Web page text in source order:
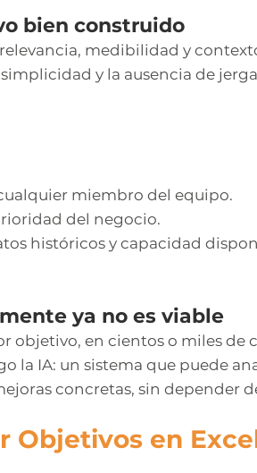
bien construido
medibilidad y
y la ausencia de
miembro del equipo.
del negocio.
históricos y capacidad
ya no es viable
objetivo, en cientos o miles de
la IA: un sistema que puede
concretas, sin depender
Objetivos en